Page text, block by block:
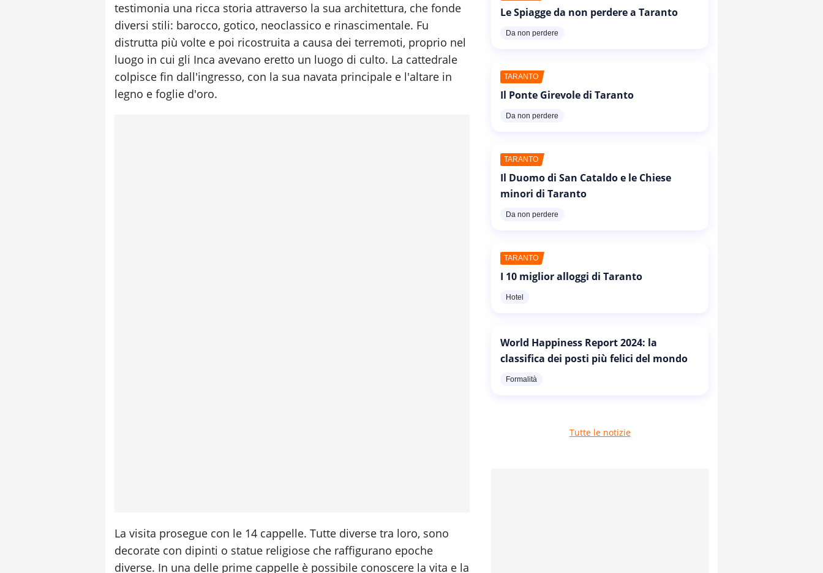
testimonia una ricca storia attraverso la sua architettura, che fonde
diversi stili: barocco, gotico, neoclassico e rinascimentale. Fu
distrutta più volte e poi ricostruita a causa dei terremoti, proprio nel
luogo in cui gli Inca avevano eretto un luogo di culto. La cattedrale
colpisce fin dall'ingresso, con la sua navata principale e l'altare in
legno e foglie d'oro.
La visita prosegue con le 14 cappelle. Tutte diverse tra loro, sono
decorate con dipinti o statue religiose che raffigurano epoche
diverse. In una delle prime cappelle è possibile conoscere la vita e la
Le Spiagge da non perdere a Taranto
Da non perdere
TARANTO
Il Ponte Girevole di Taranto
Da non perdere
TARANTO
Il Duomo di San Cataldo e le Chiese
minori di Taranto
Da non perdere
TARANTO
I 10 miglior alloggi di Taranto
Hotel
World Happiness Report 2024: la
classifica dei posti più felici del mondo
Formalità
Tutte le notizie